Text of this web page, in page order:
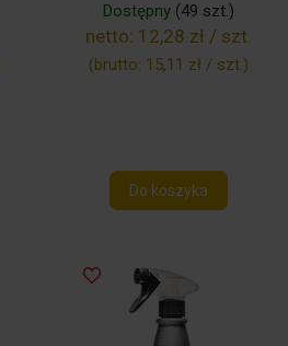
Dostępny(49 szt.)
netto: 12,28 zł / szt.
(brutto: 15,11 zł / szt.)
Do koszyka